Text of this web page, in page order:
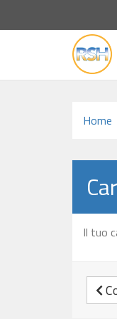
Home
Il tuo